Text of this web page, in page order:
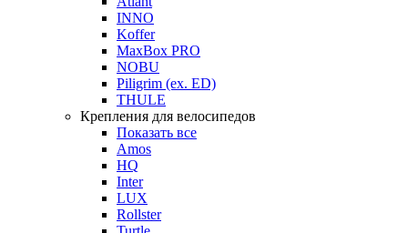
INNO
Koffer
MaxBox PRO
NOBU
Piligrim (ex. ED)
THULE
Крепления для велосипедов
Показать все
Amos
HQ
Inter
LUX
Rollster